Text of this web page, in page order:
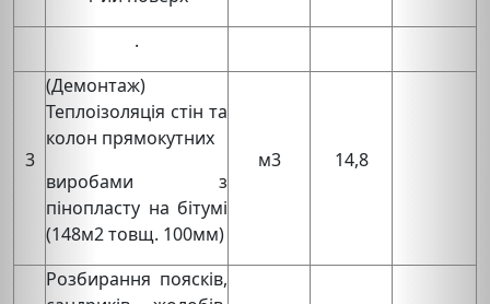
.
3
(Демонтаж)
Теплоізоляція стін та
колон прямокутних
виробами з
пінопласту на бітумі
(148м2 товщ. 100мм)
м3 14,8
Розбирання поясків,